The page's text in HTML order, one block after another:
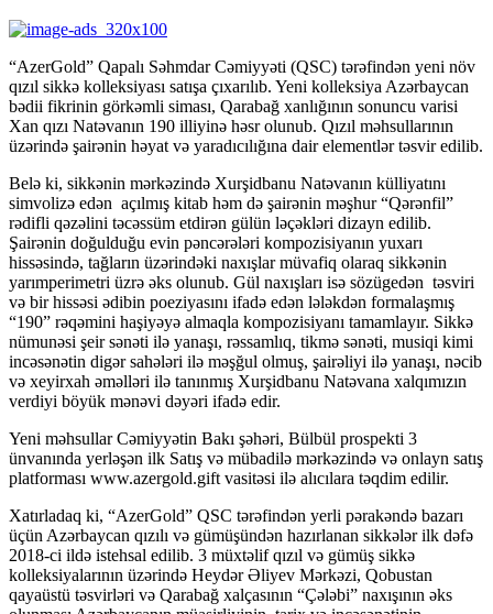
“AzerGold” Qapalı Səhmdar Cəmiyyəti (QSC) tərəfindən yeni növ
qızıl sikkə kolleksiyası satışa çıxarılıb. Yeni kolleksiya Azərbaycan
bədii fikrinin görkəmli siması, Qarabağ xanlığının sonuncu varisi
Xan qızı Natəvanın 190 illiyinə həsr olunub. Qızıl məhsullarının
üzərində şairənin həyat və yaradıcılığına dair elementlər təsvir edilib.
Belə ki, sikkənin mərkəzində Xurşidbanu Natəvanın külliyatını
simvolizə edən açılmış kitab həm də şairənin məşhur “Qərənfil”
rədifli qəzəlini təcəssüm etdirən gülün ləçəkləri dizayn edilib.
Şairənin doğulduğu evin pəncərələri kompozisiyanın yuxarı
hissəsində, tağların üzərindəki naxışlar müvafiq olaraq sikkənin
yarımperimetri üzrə əks olunub. Gül naxışları isə sözügedən təsviri
və bir hissəsi ədibin poeziyasını ifadə edən lələkdən formalaşmış
“190” rəqəmini haşiyəyə almaqla kompozisiyanı tamamlayır. Sikkə
nümunəsi şeir sənəti ilə yanaşı, rəssamlıq, tikmə sənəti, musiqi kimi
incəsənətin digər sahələri ilə məşğul olmuş, şairəliyi ilə yanaşı, nəcib
və xeyirxah əməlləri ilə tanınmış Xurşidbanu Natəvana xalqımızın
verdiyi böyük mənəvi dəyəri ifadə edir.
Yeni məhsullar Cəmiyyətin Bakı şəhəri, Bülbül prospekti 3
ünvanında yerləşən ilk Satış və mübadilə mərkəzində və onlayn satış
platforması www.azergold.gift vasitəsi ilə alıcılara təqdim edilir.
Xatırladaq ki, “AzerGold” QSC tərəfindən yerli pərakəndə bazarı
üçün Azərbaycan qızılı və gümüşündən hazırlanan sikkələr ilk dəfə
2018-ci ildə istehsal edilib. 3 müxtəlif qızıl və gümüş sikkə
kolleksiyalarının üzərində Heydər Əliyev Mərkəzi, Qobustan
qayaüstü təsvirləri və Qarabağ xalçasının “Çələbi” naxışının əks